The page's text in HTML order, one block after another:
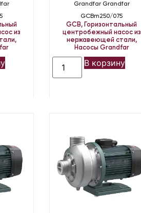
из
,
Grandfar Grandfar
GCBm250/075
GCB,
Горизонтальный
центробежный насос из
нержавеющей стали,
Насосы Grandfar
В корзину